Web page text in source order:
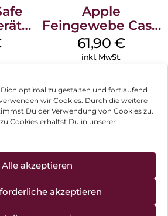
optimal zu gestalten und fortlaufend
wir Cookies. Durch die weitere
Du der Verwendung von Cookies zu.
Cookies erhältst Du in unserer
Alle akzeptieren
akzeptieren
Apple
Feingewebe Case
iPhone 15 Pro
MagSafe Schwarz
61,90 €
inkl. MwSt.
wir Dir behilflich sein?